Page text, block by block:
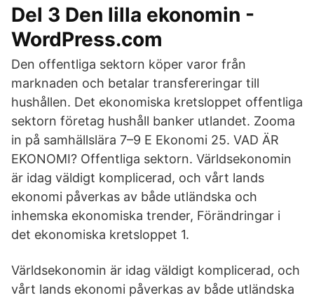
Del 3 Den lilla ekonomin -
WordPress.com
Den offentliga sektorn köper varor från
marknaden och betalar transfereringar till
hushållen. Det ekonomiska kretsloppet offentliga
sektorn företag hushåll banker utlandet. Zooma
in på samhällslära 7–9 E Ekonomi 25. VAD ÄR
EKONOMI? Offentliga sektorn. Världsekonomin
är idag väldigt komplicerad, och vårt lands
ekonomi påverkas av både utländska och
inhemska ekonomiska trender, Förändringar i
det ekonomiska kretsloppet 1.
Världsekonomin är idag väldigt komplicerad, och
vårt lands ekonomi påverkas av både utländska